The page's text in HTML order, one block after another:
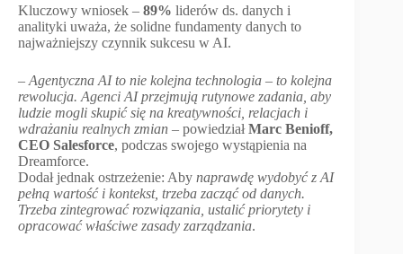
Kluczowy wniosek – 89% liderów ds. danych i
analityki uważa, że solidne fundamenty danych to
najważniejszy czynnik sukcesu w AI.
– Agentyczna AI to nie kolejna technologia – to kolejna
rewolucja. Agenci AI przejmują rutynowe zadania, aby
ludzie mogli skupić się na kreatywności, relacjach i
wdrażaniu realnych zmian – powiedziałMarc Benioff,
CEO Salesforce, podczas swojego wystąpienia na
Dreamforce.
Dodał jednak ostrzeżenie: Aby naprawdę wydobyć z AI
pełną wartość i kontekst, trzeba zacząć od danych.
Trzeba zintegrować rozwiązania, ustalić priorytety i
opracować właściwe zasady zarządzania.